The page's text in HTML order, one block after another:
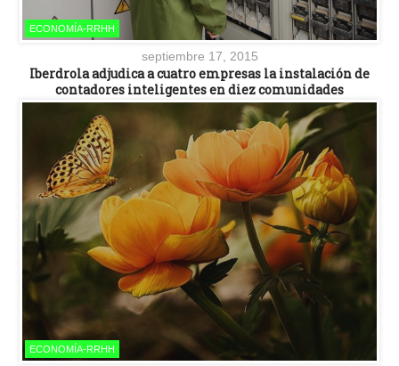
ECONOMÍA-RRHH
septiembre 17, 2015
Iberdrola adjudica a cuatro empresas la instalación de
contadores inteligentes en diez comunidades
ECONOMÍA-RRHH